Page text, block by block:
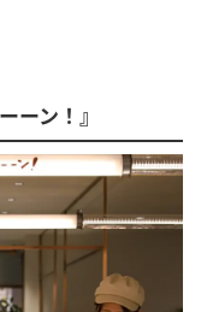
ーン！』